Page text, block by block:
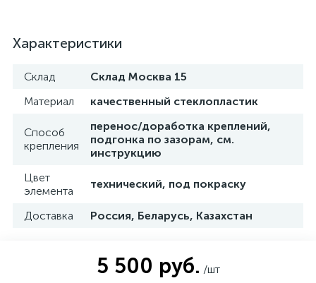
Характеристики
Склад
Склад Москва 15
Материал
качественный стеклопластик
Способ
крепления
перенос/доработка креплений,
подгонка по зазорам, см.
инструкцию
Цвет
элемента
технический, под покраску
Доставка Россия, Беларусь, Казахстан
5 500 руб. /шт